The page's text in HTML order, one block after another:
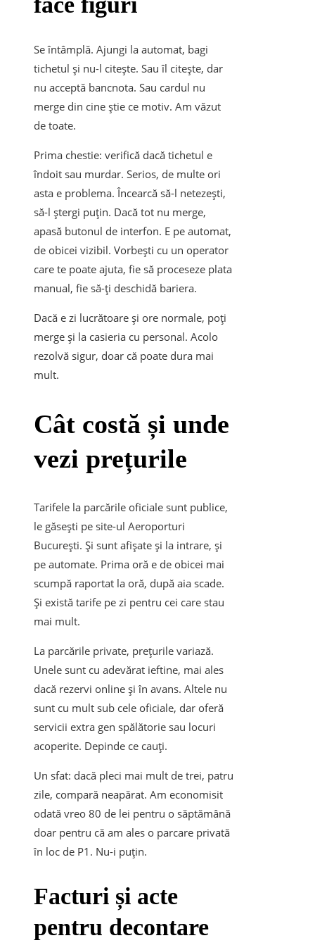
Se întâmplă. Ajungi la automat, bagi
tichetul și nu-l citește. Sau îl citește, dar
nu acceptă bancnota. Sau cardul nu
merge din cine știe ce motiv. Am văzut
de toate.
Prima chestie: verifică dacă tichetul e
îndoit sau murdar. Serios, de multe ori
asta e problema. Încearcă să-l netezești,
să-l ștergi puțin. Dacă tot nu merge,
apasă butonul de interfon. E pe automat,
de obicei vizibil. Vorbești cu un operator
care te poate ajuta, fie să proceseze plata
manual, fie să-ți deschidă bariera.
Dacă e zi lucrătoare și ore normale, poți
merge și la casieria cu personal. Acolo
rezolvă sigur, doar că poate dura mai
mult.
Cât costă și unde
vezi prețurile
Tarifele la parcările oficiale sunt publice,
le găsești pe site-ul Aeroporturi
București. Și sunt afișate și la intrare, și
pe automate. Prima oră e de obicei mai
scumpă raportat la oră, după aia scade.
Și există tarife pe zi pentru cei care stau
mai mult.
La parcările private, prețurile variază.
Unele sunt cu adevărat ieftine, mai ales
dacă rezervi online și în avans. Altele nu
sunt cu mult sub cele oficiale, dar oferă
servicii extra gen spălătorie sau locuri
acoperite. Depinde ce cauți.
Un sfat: dacă pleci mai mult de trei, patru
zile, compară neapărat. Am economisit
odată vreo 80 de lei pentru o săptămână
doar pentru că am ales o parcare privată
în loc de P1. Nu-i puțin.
Facturi și acte
pentru decontare